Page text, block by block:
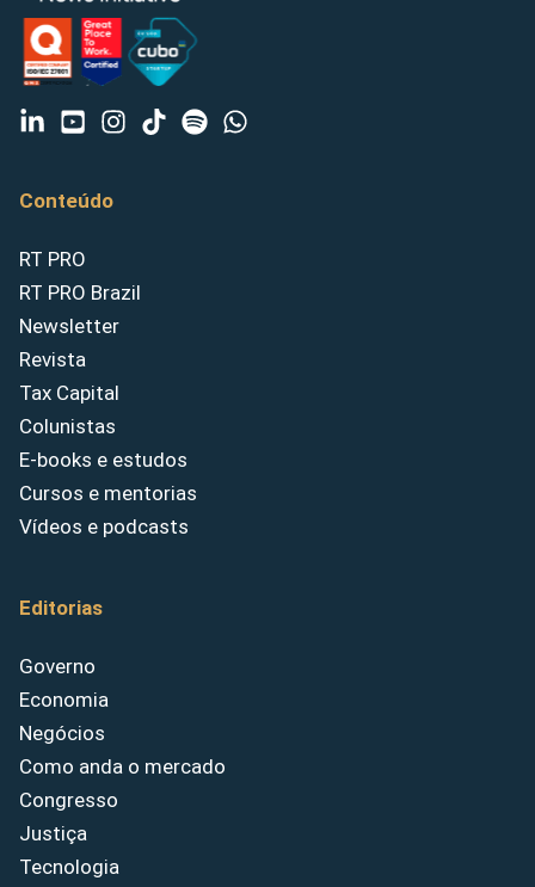
Conteúdo
RT PRO
RT PRO Brazil
Newsletter
Revista
Tax Capital
Colunistas
E-books e estudos
Cursos e mentorias
Vídeos e podcasts
Editorias
Governo
Economia
Negócios
Como anda o mercado
Congresso
Justiça
Tecnologia